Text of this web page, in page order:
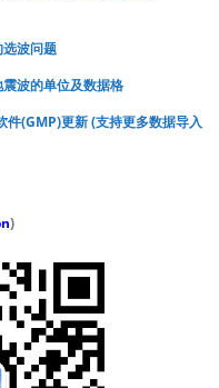
波问题
波的单位及数据格
(GMP)更新 (支持更多数据导入
)